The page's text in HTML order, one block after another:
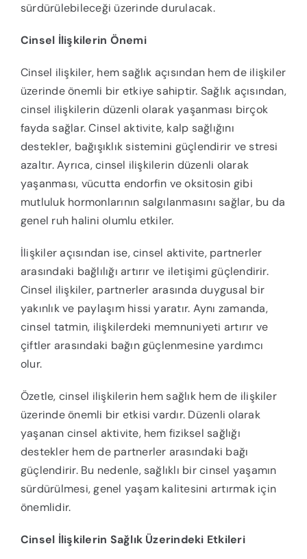
sürdürülebileceği üzerinde durulacak.
Cinsel İlişkilerin Önemi
Cinsel ilişkiler, hem sağlık açısından hem de ilişkiler
üzerinde önemli bir etkiye sahiptir. Sağlık açısından,
cinsel ilişkilerin düzenli olarak yaşanması birçok
fayda sağlar. Cinsel aktivite, kalp sağlığını
destekler, bağışıklık sistemini güçlendirir ve stresi
azaltır. Ayrıca, cinsel ilişkilerin düzenli olarak
yaşanması, vücutta endorfin ve oksitosin gibi
mutluluk hormonlarının salgılanmasını sağlar, bu da
genel ruh halini olumlu etkiler.
İlişkiler açısından ise, cinsel aktivite, partnerler
arasındaki bağlılığı artırır ve iletişimi güçlendirir.
Cinsel ilişkiler, partnerler arasında duygusal bir
yakınlık ve paylaşım hissi yaratır. Aynı zamanda,
cinsel tatmin, ilişkilerdeki memnuniyeti artırır ve
çiftler arasındaki bağın güçlenmesine yardımcı
olur.
Özetle, cinsel ilişkilerin hem sağlık hem de ilişkiler
üzerinde önemli bir etkisi vardır. Düzenli olarak
yaşanan cinsel aktivite, hem fiziksel sağlığı
destekler hem de partnerler arasındaki bağı
güçlendirir. Bu nedenle, sağlıklı bir cinsel yaşamın
sürdürülmesi, genel yaşam kalitesini artırmak için
önemlidir.
Cinsel İlişkilerin Sağlık Üzerindeki Etkileri